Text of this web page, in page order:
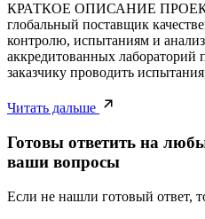
КРАТКОЕ ОПИСАНИЕ
глобальный поставщик
контролю, испытаниям и
аккредитованных лабораторий
заказчику проводить
Читать дальше
Готовы ответить на
ваши вопросы
Если не нашли готовый ответ,